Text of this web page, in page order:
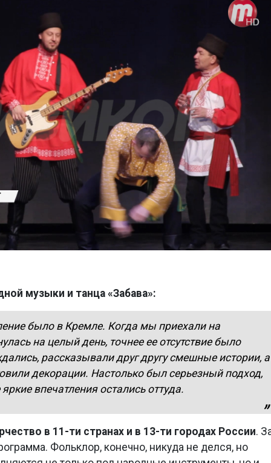
музыки и танца «Забава»:
было в Кремле. Когда мы приехали на
на целый день, точнее ее отсутствие было
рассказывали друг другу смешные истории, а
декорации. Настолько был серьезный подход,
впечатления остались оттуда.
в 11-ти странах и в 13-ти городах России.
Фольклор, конечно, никуда не делся, но